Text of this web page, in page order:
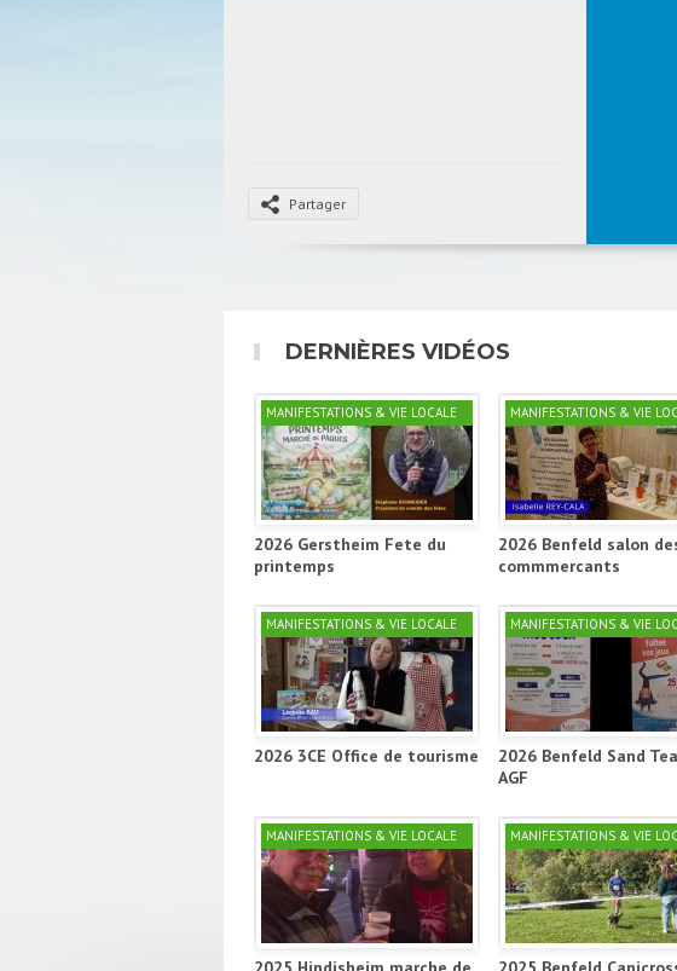
Partager
DERNIÈRES VIDÉOS
MANIFESTATIONS & VIE LOCALE
2026 Gerstheim Fete du
printemps
MANIFESTATIONS & VIE
2026 Benfeld salon
commmercants
MANIFESTATIONS & VIE LOCALE
2026 3CE Office de tourisme
MANIFESTATIONS & VIE
2026 Benfeld Sand
AGF
MANIFESTATIONS & VIE LOCALE MANIFESTATIONS & VIE